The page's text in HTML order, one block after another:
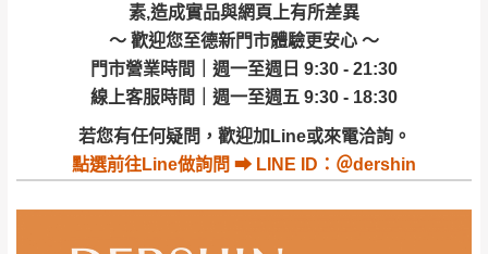
素,造成實品與網頁上有所差異
～ 歡迎您至德新門市體驗更安心 ～
門市營業時間｜週一至週日 9:30 - 21:30
線上客服時間｜週一至週五 9:30 - 18:30
若您有任何疑問，歡迎加Line或來電洽詢。
點選前往Line做詢問 ⮕ LINE ID：＠dershin
配送天數：5~14天
到貨時間：指定送貨日當天以電話聯絡確認
｜周（一）配送部門固定公休無送貨｜
台北市、新北市地區固定每周(三)、(日)兩天收送貨
完成出貨15個工作天另行寄出，另外約加上2~7個
工作天內送達，如遇國定假日將順延寄送。
退換貨說明：
若收到不良品，請於到貨日起七日內通知本
公司客服人員，我們將為您更換新品，運費
皆由本站負責，所有退回及換貨之商品必須
是全新狀態且完整包裝，床墊、床包、枕頭